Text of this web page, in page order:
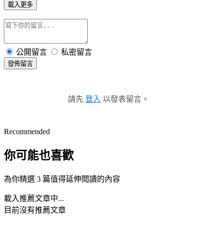
載入更多
公開留言 私密留言
發佈留言
請先 登入 以發表留言。
Recommended
你可能也喜歡
為你精選 3 篇值得延伸閱讀的內容
載入推薦文章中...
目前沒有推薦文章